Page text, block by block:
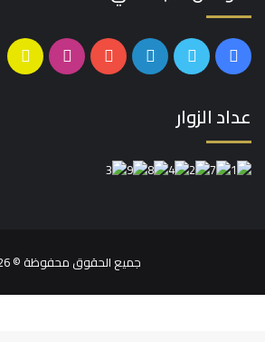
فيسبوكتويتر لينكدإن يوتيوب انستقرامسناب
عداد الزوار
جميع الحقوق محفوظة © 2026